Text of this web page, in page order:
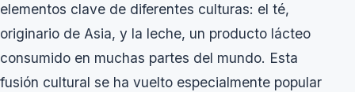
elementos clave de diferentes culturas: el té,
originario de Asia, y la leche, un producto lácteo
consumido en muchas partes del mundo. Esta
fusión cultural se ha vuelto especialmente popular